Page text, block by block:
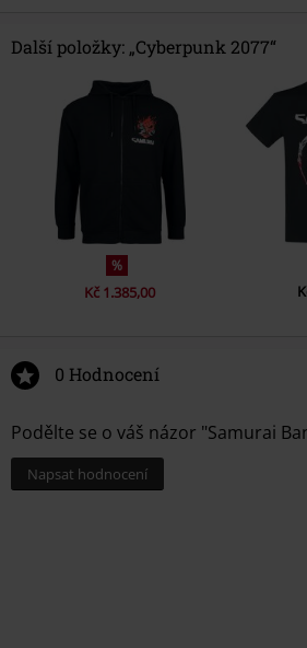
Další položky: „Cyberpunk 2077“
%
Kč 1.385,00
0 Hodnocení
Podělte se o váš názor "Samurai
Napsat hodnocení